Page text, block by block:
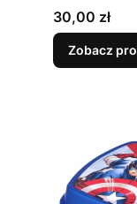
Cena
30,00 zł
Zobacz